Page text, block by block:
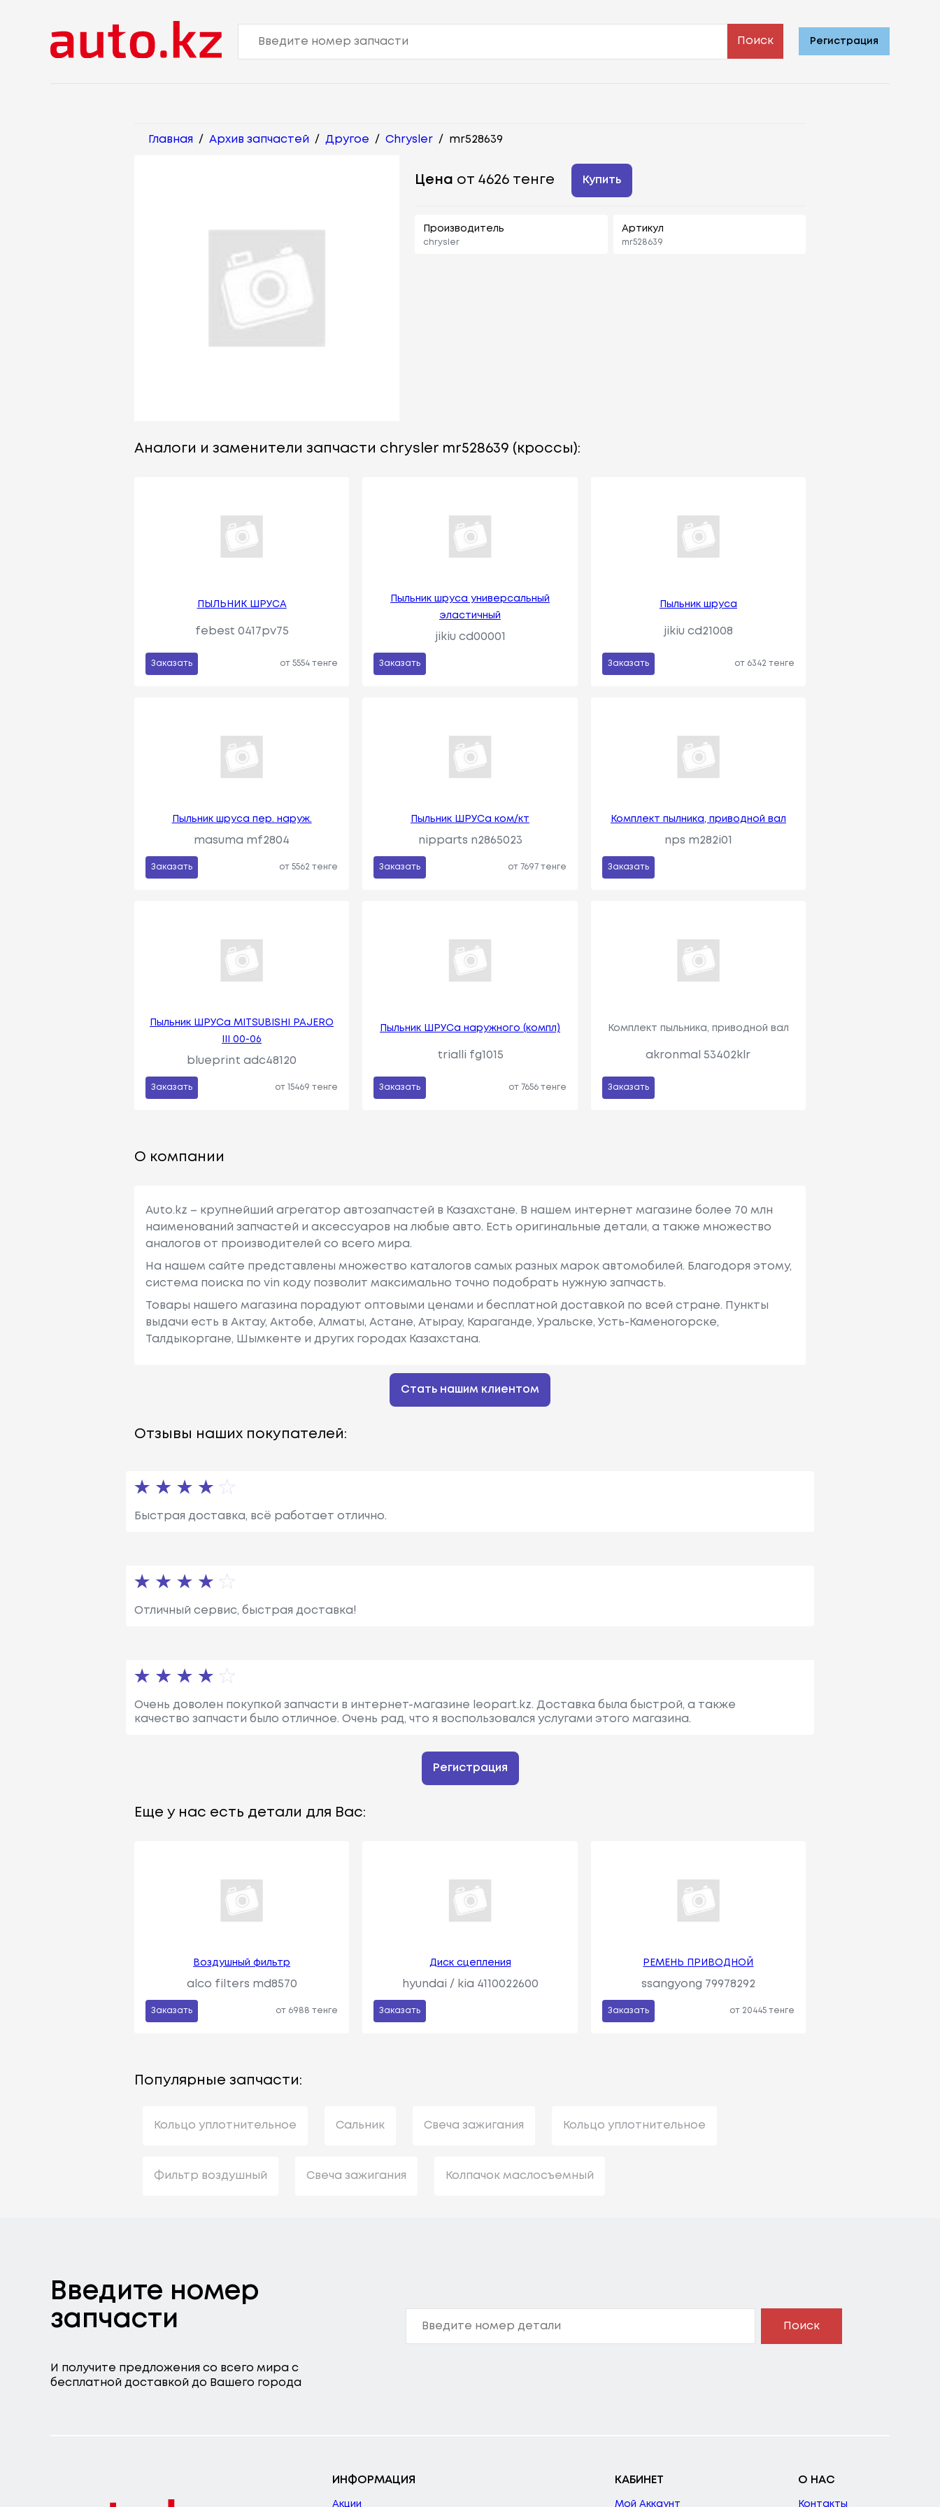
Поиск Регистрация
Главная / Архив запчастей / Другое / Chrysler / mr528639
Цена от 4626 тенге Купить
Производитель
chrysler
Артикул
mr528639
Аналоги и заменители запчасти chrysler mr528639 (кроссы):
ПЫЛЬНИК ШРУСА
febest 0417pv75
Заказать от 5554 тенге
Пыльник шруса универсальный
эластичный
jikiu cd00001
Заказать
Пыльник шруса
jikiu cd21008
Заказать от 6342 тенге
Пыльник шруса пер. наруж.
masuma mf2804
Заказать от 5562 тенге
Пыльник ШРУСа ком/кт
nipparts n2865023
Заказать от 7697 тенге
Комплект пылника, приводной вал
nps m282i01
Заказать
Пыльник ШРУСа MITSUBISHI PAJERO
III 00-06
blueprint adc48120
Заказать от 15469 тенге
Пыльник ШРУСа наружного (компл)
trialli fg1015
Заказать от 7656 тенге
Комплект пыльника, приводной вал
akronmal 53402klr
Заказать
О компании
Auto.kz – крупнейший агрегатор автозапчастей в Казахстане. В нашем интернет магазине более 70 млн
наименований запчастей и аксессуаров на любые авто. Есть оригинальные детали, а также множество
аналогов от производителей со всего мира.
На нашем сайте представлены множество каталогов самых разных марок автомобилей. Благодоря этому,
система поиска по vin коду позволит максимально точно подобрать нужную запчасть.
Товары нашего магазина порадуют оптовыми ценами и бесплатной доставкой по всей стране. Пункты
выдачи есть в Актау, Актобе, Алматы, Астане, Атырау, Караганде, Уральске, Усть-Каменогорске,
Талдыкоргане, Шымкенте и других городах Казахстана.
Стать нашим клиентом
Отзывы наших покупателей:
Быстрая доставка, всё работает отлично.
Отличный сервис, быстрая доставка!
Очень доволен покупкой запчасти в интернет-магазине leopart.kz. Доставка была быстрой, а также
качество запчасти было отличное. Очень рад, что я воспользовался услугами этого магазина.
Регистрация
Еще у нас есть детали для Вас:
Воздушный фильтр
alco filters md8570
Заказать от 6988 тенге
Диск сцепления
hyundai / kia 4110022600
Заказать
РЕМЕНЬ ПРИВОДНОЙ
ssangyong 79978292
Заказать от 20445 тенге
Популярные запчасти:
Кольцо уплотнительное Сальник Свеча зажигания Кольцо уплотнительное
Фильтр воздушный Свеча зажигания Колпачок маслосъемный
Введите номер
запчасти
И получите предложения со всего мира с
бесплатной доставкой до Вашего города
Поиск
ИНФОРМАЦИЯ
Акции
КАБИНЕТ
Мой Аккаунт
О НАС
Контакты